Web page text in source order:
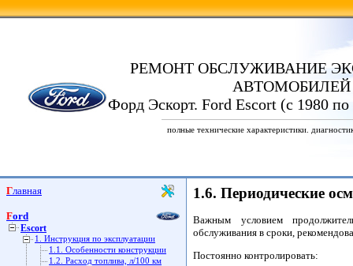
РЕМОНТ ОБСЛУЖИВАНИЕ
АВТОМОБИЛЕЙ
Форд Эскорт. Ford Escort (с 1980 по
полные технические характеристики.
Главная
Ford
Escort
1. Инструкция по эксплуатации
1.1. Особенности конструкции
1.2. Расход топлива, л/100 км
1.6. Периодические
Важным условием
обслуживания в сроки,
Постоянно контролировать: